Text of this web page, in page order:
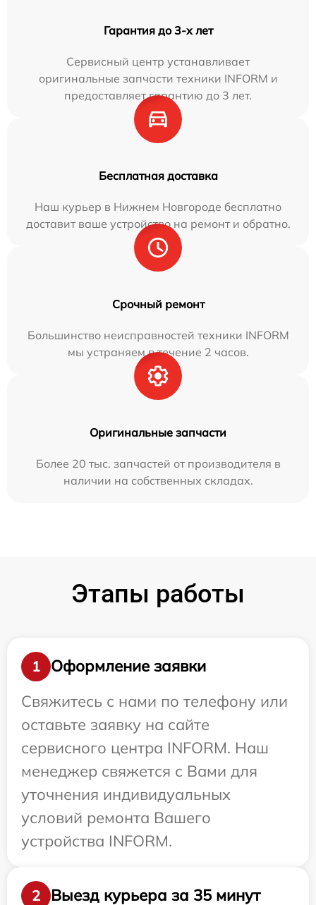
Гарантия до 3-х лет
Сервисный центр устанавливает
оригинальные запчасти техники INFORM и
предоставляет гарантию до 3 лет.
Бесплатная доставка
Наш курьер в Нижнем Новгороде бесплатно
доставит ваше устройство на ремонт и обратно.
Срочный ремонт
Большинство неисправностей техники INFORM
мы устраняем в течение 2 часов.
Оригинальные запчасти
Более 20 тыс. запчастей от производителя в
наличии на собственных складах.
Этапы работы
1
Оформление заявки
Свяжитесь с нами по телефону или
оставьте заявку на сайте
сервисного центра INFORM. Наш
менеджер свяжется с Вами для
уточнения индивидуальных
условий ремонта Вашего
устройства INFORM.
2 Выезд курьера за 35 минут